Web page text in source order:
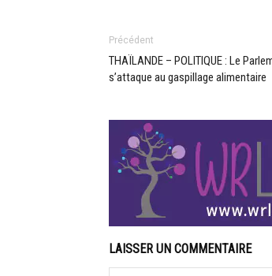
Précédent
THAÏLANDE – POLITIQUE : Le
s’attaque au gaspillage alimentaire
LAISSER UN COMMENTAIRE